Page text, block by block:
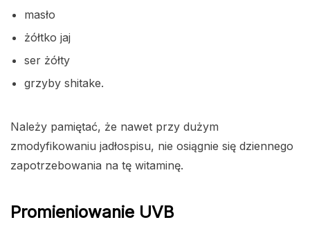
masło
żółtko jaj
ser żółty
grzyby shitake.
Należy pamiętać, że nawet przy dużym
zmodyfikowaniu jadłospisu, nie osiągnie się dziennego
zapotrzebowania na tę witaminę.
Promieniowanie UVB